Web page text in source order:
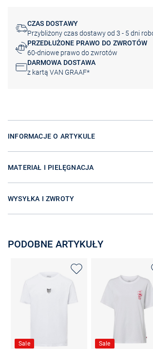
CZAS DOSTAWY
Przybliżony czas dostawy od 3 - 5 dni
PRZEDŁUŻONE PRAWO DO ZWROTÓW
60-dniowe prawo do zwrotów
DARMOWA DOSTAWA
z kartą VAN GRAAF*
INFORMACJE O ARTYKULE
MATERIAŁ I PIELĘGNACJA
WYSYŁKA I ZWROTY
PODOBNE ARTYKUŁY
Sale Sale